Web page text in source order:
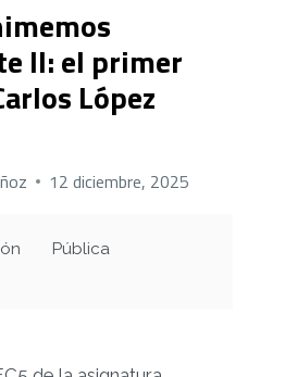
II: el primer
López
12 diciembre, 2025
Pública